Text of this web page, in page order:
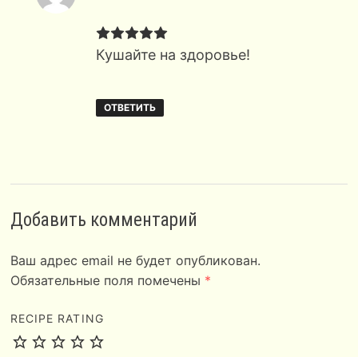
Кушайте на здоровье!
ОТВЕТИТЬ
Добавить комментарий
Ваш адрес email не будет опубликован.
Обязательные поля помечены *
RECIPE RATING